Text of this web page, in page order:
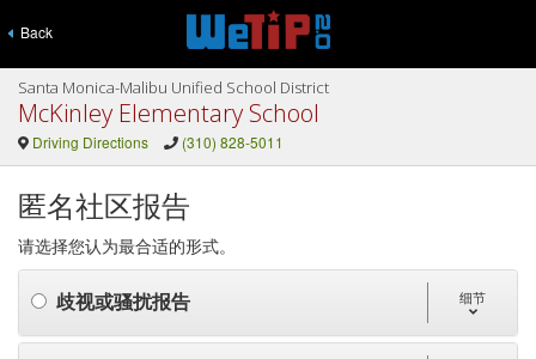
Back
Santa Monica-Malibu Unified School District
McKinley Elementary School
Driving Directions (310) 828-5011
匿名社区报告
请选择您认为最合适的形式。
歧视或骚扰报告 细节